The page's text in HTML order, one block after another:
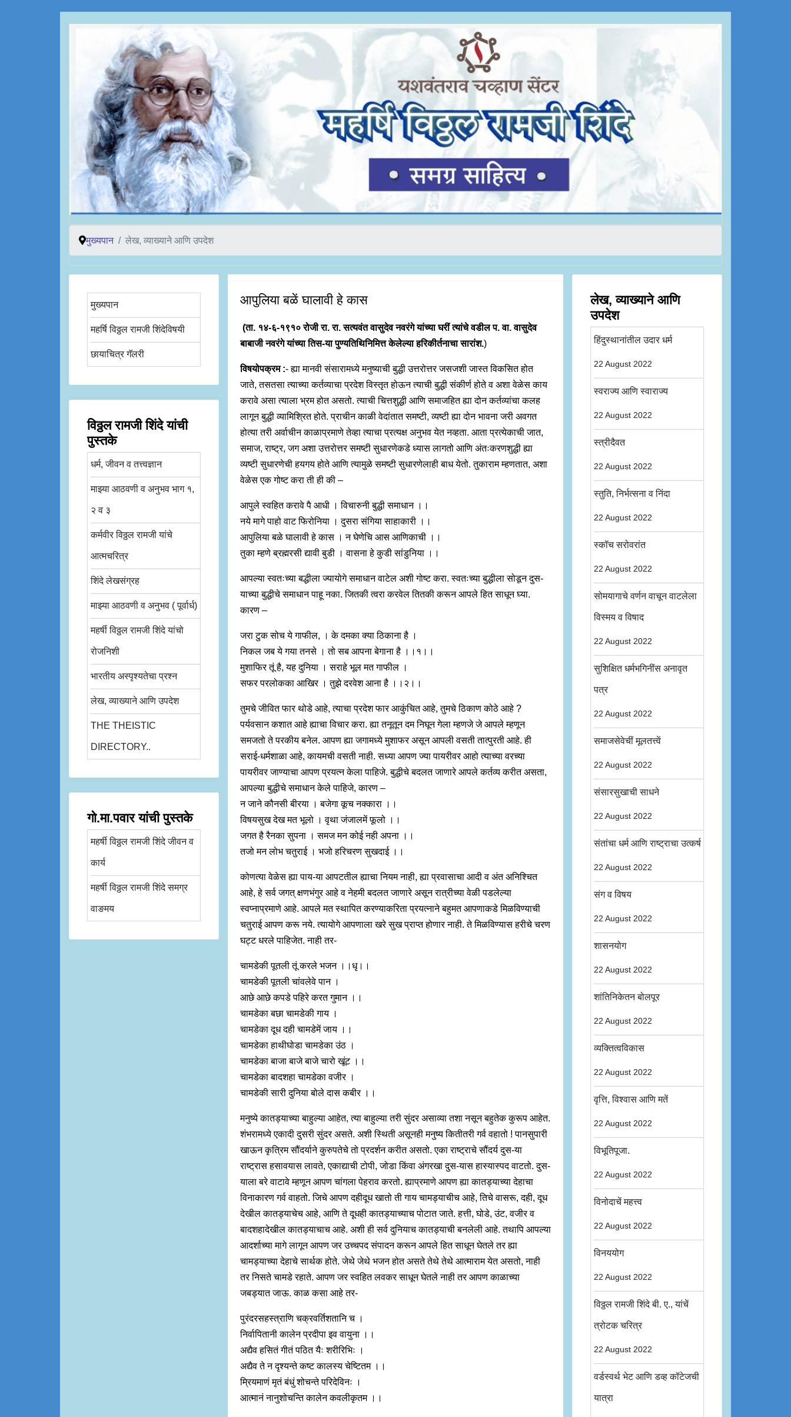
मुख्यपान लेख, व्याख्याने आणि उपदेश
मुख्यपान
महर्षि विठ्ठल रामजी शिंदेविषयी
छायाचित्र गॅलरी
विठ्ठल रामजी शिंदे यांची
पुस्तके
धर्म, जीवन व तत्त्वज्ञान
माझ्या आठवणी व अनुभव भाग १,
२ व ३
कर्मवीर विठ्ठल रामजी यांचे
आत्मचरित्र
शिंदे लेखसंग्रह
माझ्या आठवणी व अनुभव ( पूर्वार्ध)
महर्षी विठ्ठल रामजी शिंदे यांचो
रोजनिशी
भारतीय अस्पृश्यतेचा प्रश्न
लेख, व्याख्याने आणि उपदेश
THE THEISTIC
DIRECTORY..
गो.मा.पवार यांची पुस्तके
महर्षी विठ्ठल रामजी शिंदे जीवन व
कार्य
महर्षी विठ्ठल रामजी शिंदे समग्र
वाङमय
आपुलिया बळें घालावी हे कास
(ता. १४-६-१९१० रोजी रा. रा. सत्यवंत वासुदेव नवरंगे यांच्या घरीं त्यांचे वडील प. वा. वासुदेव
बाबाजी नवरंगे यांच्या तिस-या पुण्यतिथिनिमित्त केलेल्या हरिकीर्तनाचा सारांश.)
विषयोपक्रम :- ह्या मानवी संसारामध्ये मनुष्याची बुद्धी उत्तरोत्तर जसजशी जास्त विकसित होत
जाते, तसतसा त्याच्या कर्तव्याचा प्रदेश विस्तृत होऊन त्याची बुद्धी संकीर्ण होते व अशा वेळेस काय
करावे असा त्याला भ्रम होत असतो. त्याची चित्तशुद्धी आणि समाजहित ह्या दोन कर्तव्यांचा कलह
लागून बुद्धी व्यामिश्रित होते. प्राचीन काळी वेदांतात समष्टी, व्यष्टी ह्या दोन भावना जरी अवगत
होत्या तरी अर्वाचीन काळाप्रमाणे तेव्हा त्याचा प्रत्यक्ष अनुभव येत नव्हता. आता प्रत्येकाची जात,
समाज, राष्ट्र, जग अशा उत्तरोत्तर समष्टी सुधारणेकडे ध्यास लागतो आणि अंतःकरणशुद्धी ह्या
व्यष्टी सुधारणेची हयगय होते आणि त्यामुळे समष्टी सुधारणेलाही बाध येतो. तुकाराम म्हणतात, अशा
वेळेस एक गोष्ट करा ती ही की –
आपुले स्वहित करावे पै आधी । विचारुनी बुद्धी समाधान ।।
नये मागे पाहो वाट फिरोनिया । दुसरा संगिया साहाकारी ।।
आपुलिया बळे घालावी हे कास । न घेणेचि आस आणिकाची ।।
तुका म्हणे ब्रह्मरसी द्यावी बुडी । वासना हे कुडी सांडुनिया ।।
आपल्या स्वतःच्या बद्धीला ज्यायोगे समाधान वाटेल अशी गोष्ट करा. स्वतःच्या बुद्धीला सोडून दुस-
याच्या बुद्धीचे समाधान पाहू नका. जितकी त्वरा करवेल तितकी करून आपले हित साधून घ्या.
कारण –
जरा टुक सोच ये गाफील, । के दमका क्या ठिकाना है ।
निकल जब ये गया तनसे । तो सब आपना बेगाना है ।।१।।
मुशाफिर तूं है, यह दुनिया । सराहे भूल मत गाफील ।
सफर परलोकका आखिर । तुझे दरवेश आना है ।।२।।
तुमचे जीवित फार थोडे आहे, त्याचा प्रदेश फार आकुंचित आहे, तुमचे ठिकाण कोठे आहे ?
पर्यवसान कशात आहे ह्याचा विचार करा. ह्या तनूतून दम निघून गेला म्हणजे जे आपले म्हणून
समजतो ते परकीय बनेल. आपण ह्या जगामध्ये मुशाफर असून आपली वसती तात्पुरती आहे. ही
सराई-धर्मशाळा आहे, कायमची वसती नाही. सध्या आपण ज्या पायरीवर आहो त्याच्या वरच्या
पायरीवर जाण्याचा आपण प्रयत्न केला पाहिजे. बुद्धीचे बदलत जाणारे आपले कर्तव्य करीत असता,
आपल्या बुद्धीचे समाधान केले पाहिजे, कारण –
न जाने कौनसी बीरया । बजेगा कूच नक्कारा ।।
विषयसुख देख मत भूलो । वृथा जंजालमें फूलो ।।
जगत है रैनका सुपना । समज मन कोई नही अपना ।।
तजो मन लोभ चतुराई । भजो हरिचरण सुखदाई ।।
कोणत्या वेळेस ह्या पाय-या आपटतील ह्याचा नियम नाही, ह्या प्रवासाचा आदी व अंत अनिश्चित
आहे, हे सर्व जगत् क्षणभंगुर आहे व नेहमी बदलत जाणारे असून रात्रीच्या वेळी पडलेल्या
स्वप्नाप्रमाणे आहे. आपले मत स्थापित करण्याकरिता प्रयत्नाने बहुमत आपणाकडे मिळविण्याची
चतुराई आपण करू नये. त्यायोगे आपणाला खरे सुख प्राप्त होणार नाही. ते मिळविण्यास हरीचे चरण
घट्ट धरले पाहिजेत. नाही तर-
चामडेकी पूतली तूं करले भजन ।।धृ।।
चामडेकी पूतली चांवलेवे पान ।
आछे आछे कपडे पहिरे करत गुमान ।।
चामडेका बछा चामडेकी गाय ।
चामडेका दूध दही चामडेमें जाय ।।
चामडेका हाथीघोडा चामडेका उंठ ।
चामडेका बाजा बाजे बाजे चारो खूंट ।।
चामडेका बादशहा चामडेका वजीर ।
चामडेकी सारी दुनिया बोले दास कबीर ।।
मनुष्ये कातड्याच्या बाहुल्या आहेत, त्या बाहुल्या तरी सुंदर असाव्या तशा नसून बहुतेक कुरूप आहेत.
शंभरामध्ये एकादी दुसरी सुंदर असते. अशी स्थिती असूनही मनुष्य कितीतरी गर्व वहातो ! पानसुपारी
खाऊन कृत्रिम सौंदर्याने कुरुपतेचे तो प्रदर्शन करीत असतो. एका राष्ट्राचे सौंदर्य दुस-या
राष्ट्रास हसावयास लावते, एकाद्याची टोपी, जोडा किंवा अंगरखा दुस-यास हास्यास्पद वाटतो. दुस-
याला बरे वाटावे म्हणून आपण चांगला पेहराव करतो. ह्याप्रमाणे आपण ह्या कातड्याच्या देहाचा
विनाकारण गर्व वाहतो. जिचे आपण दहीदूध खातो ती गाय चामड्याचीच आहे, तिचे वासरू, दही, दूध
देखील कातड्याचेच आहे, आणि ते दूधही कातड्याच्याच पोटात जाते. हत्ती, घोडे, उंट, वजीर व
बादशहादेखील कातड्याचाच आहे. अशी ही सर्व दुनियाच कातड्याची बनलेली आहे. तथापि आपल्या
आदर्शाच्या मागे लागून आपण जर उच्चपद संपादन करून आपले हित साधून घेतले तर ह्या
चामड्याच्या देहाचे सार्थक होते. जेथे जेथे भजन होत असते तेथे तेथे आत्माराम येत असतो, नाही
तर निसते चामडे रहाते. आपण जर स्वहित लवकर साधून घेतले नाही तर आपण काळाच्या
जबड्यात जाऊ. काळ कसा आहे तर-
पुरंदरसहस्त्राणि चक्रवर्तिशतानि च ।
निर्वापितानी कालेन प्रदीपा इव वायुना ।।
अद्यैव हसितं गीतं पठित यैः शरीरिभिः ।
अद्यैव ते न दृश्यन्ते कष्ट कालस्य चेष्टितम ।।
म्रियमाणं मृतं बंधुं शोचन्ते परिदेविनः ।
आत्मानं नानुशोचन्ति कालेन कवलीकृतम ।।
लेख, व्याख्याने आणि
उपदेश
हिंदुस्थानांतील उदार धर्म
22 August 2022
स्वराज्य आणि स्वाराज्य
22 August 2022
स्त्रीदैवत
22 August 2022
स्तुति, निर्भत्सना व निंदा
22 August 2022
स्कॉच सरोवरांत
22 August 2022
सोमयागाचे वर्णन वाचून वाटलेला
विस्मय व विषाद
22 August 2022
सुशिक्षित धर्मभगिनींस अनावृत
पत्र
22 August 2022
समाजसेवेचीं मूलतत्त्वें
22 August 2022
संसारसुखाची साधने
22 August 2022
संतांचा धर्म आणि राष्ट्राचा उत्कर्ष
22 August 2022
संग व विषय
22 August 2022
शासनयोग
22 August 2022
शांतिनिकेतन बोलपूर
22 August 2022
व्यक्तित्वविकास
22 August 2022
वृत्ति, विश्वास आणि मतें
22 August 2022
विभूतिपूजा.
22 August 2022
विनोदाचें महत्त्व
22 August 2022
विनययोग
22 August 2022
विठ्ठल रामजी शिंदे बी. ए., यांचें
त्रोटक चरित्र
22 August 2022
वर्डस्वर्थ भेट आणि डव्ह कॉटेजची
यात्रा